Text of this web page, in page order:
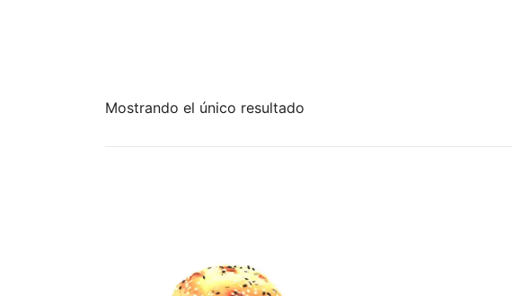
Mostrando el único resultado